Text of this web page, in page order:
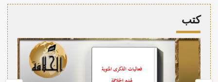
كتب